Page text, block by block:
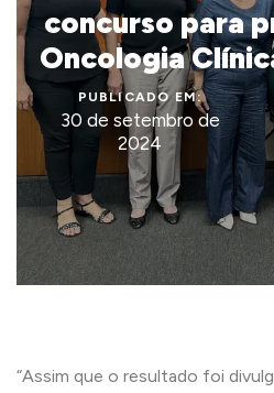
concurso para
Oncologia
PUBLICADO EM:
30 de setembro de
2024
“Assim que o resultado foi